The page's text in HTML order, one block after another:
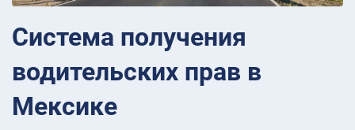
Система получения
водительских прав в
Мексике